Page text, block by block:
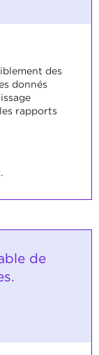
des
donnés
rapports
de